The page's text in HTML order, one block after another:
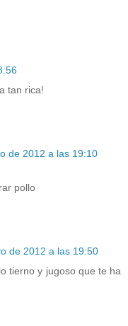
tan rica!
de 2012 a las 19:10
pollo
de 2012 a las 19:50
tierno y jugoso que te ha